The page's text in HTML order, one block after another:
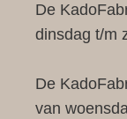
De
dinsdag t/m
De
van